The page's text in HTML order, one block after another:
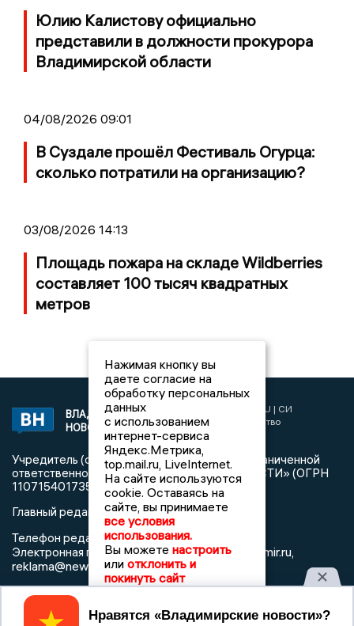
Юлию Калистову официально
представили в должности прокурора
Владимирской области
04/08/2026 09:01
В Суздале прошёл Фестиваль Огурца:
сколько потратили на организацию?
03/08/2026 14:13
Площадь пожара на складе Wildberries
составляет 100 тысяч квадратных
метров
ВЛАДИМИРСКИЕ
НОВОСТИ
2017 © NEWSVLADIMIR.RU | СИ
«Информационное агентство
Владимирские новости»
Учредитель (соучредители): Общество с ограниченной
ответственностью «РЕГИОНАЛЬНЫЕ НОВОСТИ» (ОГРН
1107154017354)
Главный редактор: Мазов С. А.
Телефон редакции:8 (4922) 666916
Электронная почта редакции:info@newsvladimir.ru,
reklama@newsvladimir.ru
Регистрационный номер: серия Эл № ФС77-78858 от 4
августа 2020 г. согласно выписке из реестра
Нажимая кнопку вы
даете согласие на
обработку персональных
данных
с использованием
интернет-сервиса
Яндекс.Метрика,
top.mail.ru, LiveInternet.
На сайте используются
cookie. Оставаясь на
сайте, вы принимаете
все условия
использования.
Вы можете настроить
или отклонить и
покинуть сайт
Принять